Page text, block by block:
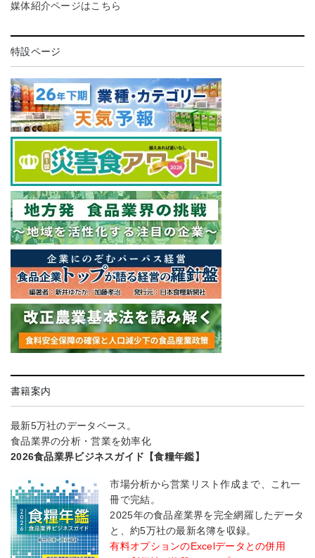
媒体紹介ページはこちら
特設ページ
書籍案内
最新5万社のデータベース。
食品業界の分析・営業を効率化
2026食品業界ビジネスガイド【食糧年鑑】
市場分析から営業リスト作成まで、これ一
冊で完結。
2025年の食品産業界を完全網羅したデータ
と、約5万社の最新名簿を収録。
有料オプションのExcelデータとの併用